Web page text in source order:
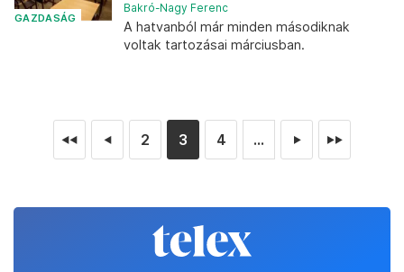
GAZDASÁG
Bakró-Nagy Ferenc
A hatvanból már minden másodiknak
voltak tartozásai márciusban.
◄◄ ◄ 2 3 4 ... ► ►►